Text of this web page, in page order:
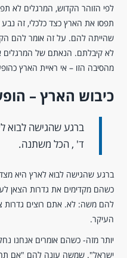
לפי הזוהר הקדוש, המרגלים לא
תפסו את הארץ כצד כלכלי, זה
שהייתה להם. על זה אומר להם
לא קיבלתם. הנאתם של המרגלים
מהסיבה הזו – אי ראיית הארץ
כיבוש הארץ –
ברגע שהגישה לבוא
ד' , הכל משתנה.
ברגע שהגישה לבוא לארץ היא
כשהם מקדימים את גדרות הצאן
להם משה: לא. אתם רוצים גדרות
העיקר.
יותר מזה- כשהם אומרים אנחנו
ישראל". שמשה עונה להם "אם